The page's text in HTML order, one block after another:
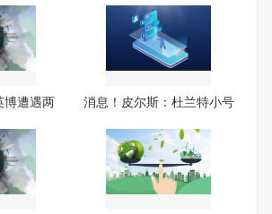
博遭遇两
消息！皮尔斯：杜兰特小号